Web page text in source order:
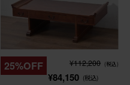
25%OFF ¥112,200 (税込)
¥84,150 (税込)